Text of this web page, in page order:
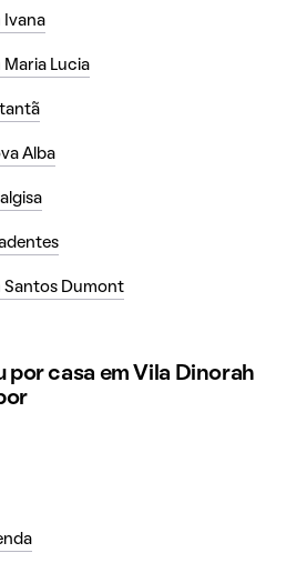
Ivana
Maria Lucia
Alba
Santos Dumont
por casa em Vila Dinorah